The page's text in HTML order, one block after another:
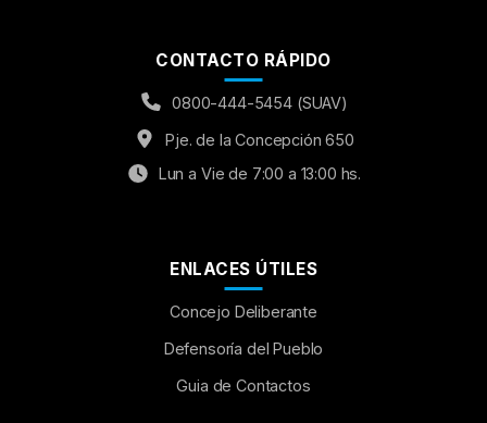
CONTACTO RÁPIDO
0800-444-5454 (SUAV)
Pje. de la Concepción 650
Lun a Vie de 7:00 a 13:00 hs.
ENLACES ÚTILES
Concejo Deliberante
Defensoría del Pueblo
Guia de Contactos
Aumentar Fuente
OFF